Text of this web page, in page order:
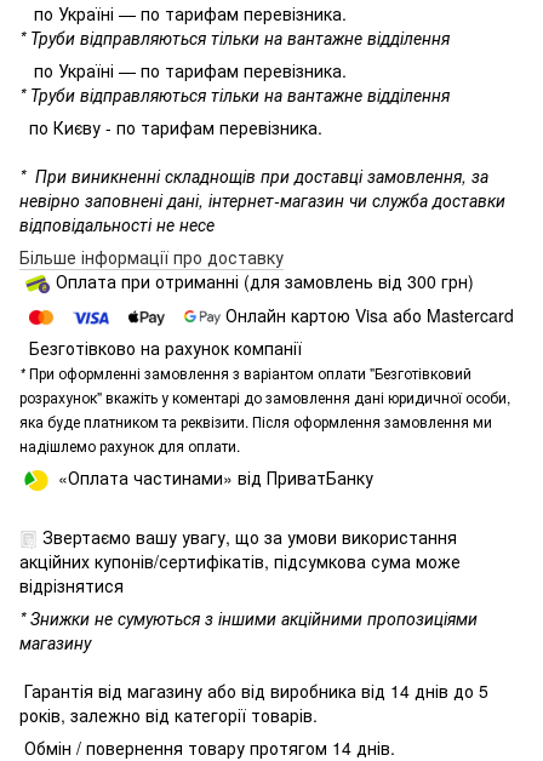
по Україні — по тарифам перевізника.
* Труби відправляються тільки на вантажне відділення
по Україні — по тарифам перевізника.
* Труби відправляються тільки на вантажне відділення
по Києву - по тарифам перевізника.
*При виникненні складнощів при доставці замовлення, за
невірно заповнені дані, інтернет-магазин чи служба доставки
відповідальності не несе
Більше інформації про доставку
Оплата при отриманні (для замовлень від 300 грн)
Онлайн картою Visa або Mastercard
Безготівково на рахунок компанії
*При оформленні замовлення з варіантом оплати "Безготівковий
розрахунок" вкажіть у коментарі до замовлення дані юридичної особи,
яка буде платником та реквізити. Після оформлення замовлення ми
надішлемо рахунок для оплати.
«Оплата частинами» від ПриватБанку
Звертаємо вашу увагу, що за умови використання
акційних купонів/сертифікатів, підсумкова сума може
відрізнятися
* Знижки не сумуються з іншими акційними пропозиціями
магазину
Гарантія від магазину або від виробника від 14 днів до 5
років, залежно від категорії товарів.
Обмін / повернення товару протягом 14 днів.